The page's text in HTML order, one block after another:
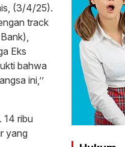
(3/4/25).
track
Eks
bahwa
ini,’’
14 ribu
yang